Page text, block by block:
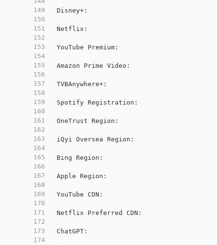
149
150
151
152
153
154
155
156
157
158
159
160
161
162
163
164
165
166
167
168
169
170
171
172
173
174
Disney+ :
Netflix :
YouTube Premium :
Amazon Prime Video :
TVBAnywhere+ :
Spotify Registration :
OneTrust Region :
iQyi Oversea Region :
Bing Region :
Apple Region :
YouTube CDN :
Netflix Preferred CDN :
ChatGPT :